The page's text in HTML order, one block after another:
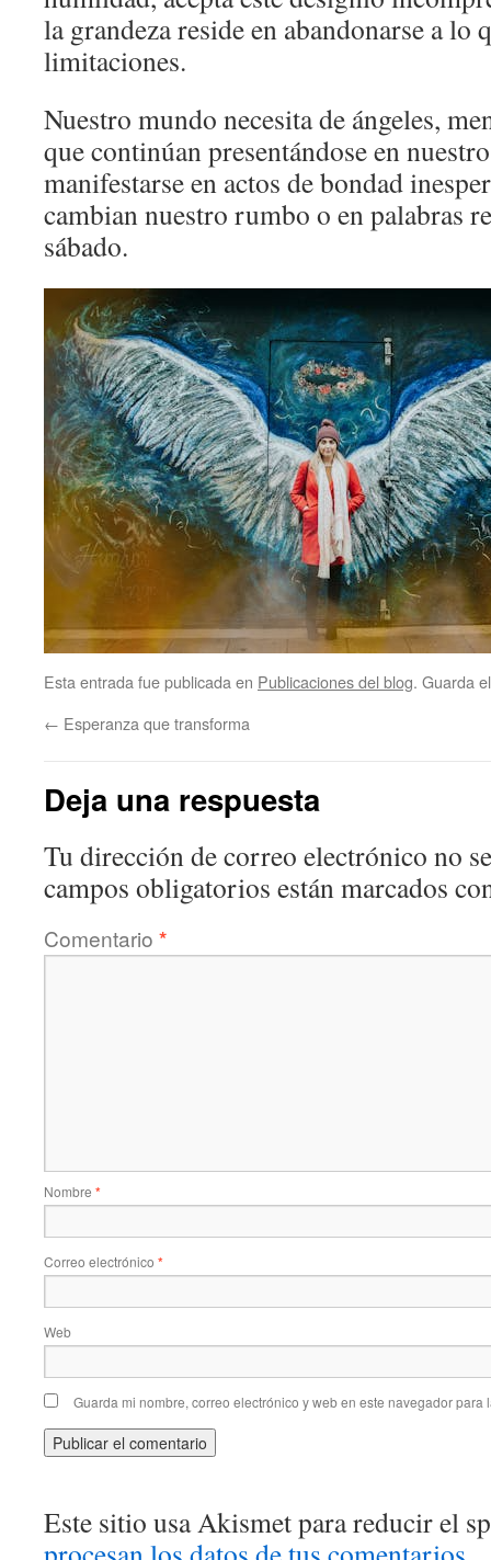
la grandeza reside en abandonarse a lo
limitaciones.
Nuestro mundo necesita de ángeles,
que continúan presentándose en
manifestarse en actos de bondad
cambian nuestro rumbo o en palabras
sábado.
Esta entrada fue publicada en Publicaciones del blog. Guarda
← Esperanza que transforma
Deja una respuesta
Tu dirección de correo electrónico no
campos obligatorios están marcados
Comentario *
Nombre *
Correo electrónico *
Web
Guarda mi nombre, correo electrónico y web en este navegador para
Este sitio usa Akismet para reducir el